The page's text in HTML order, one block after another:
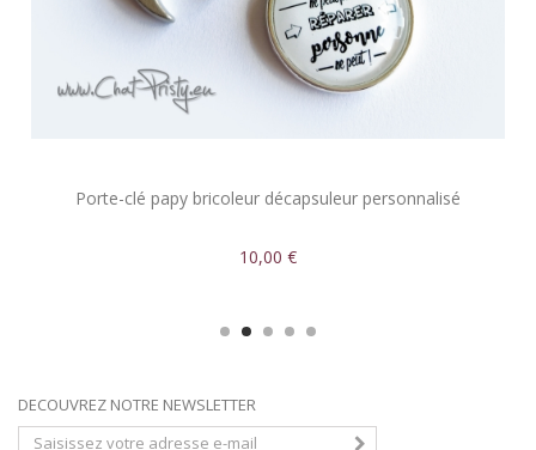
Porte-clé papy bricoleur décapsuleur personnalisé
10,00 €
DECOUVREZ NOTRE NEWSLETTER